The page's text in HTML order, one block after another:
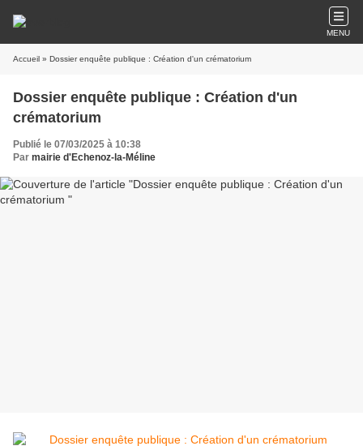
MENU
Accueil » Dossier enquête publique : Création d'un crématorium
Dossier enquête publique : Création d'un
crématorium
Publié le 07/03/2025 à 10:38
Par mairie d'Echenoz-la-Méline